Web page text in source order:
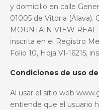
y domicilio en calle
01005 de Vitoria (Álava).
MOUNTAIN VIEW REAL
inscrita en el Registro
Folio 10, Hoja VI-16215,
Condiciones de uso
Al usar el sitio web
entiende que el usuario